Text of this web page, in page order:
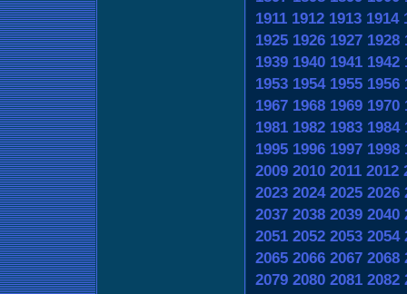
1911 1912 1913 1914
1925 1926 1927 1928
1939 1940 1941 1942
1953 1954 1955 1956
1967 1968 1969 1970
1981 1982 1983 1984
1995 1996 1997 1998
2009 2010 2011 2012
2023 2024 2025 2026
2037 2038 2039 2040
2051 2052 2053 2054
2065 2066 2067 2068
2079 2080 2081 2082